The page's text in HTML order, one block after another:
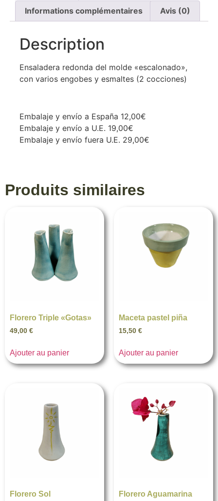
Informations complémentaires Avis (0)
Description
Ensaladera redonda del molde «escalonado»,
con varios engobes y esmaltes (2 cocciones)
Embalaje y envío a España 12,00€
Embalaje y envío a U.E. 19,00€
Embalaje y envío fuera U.E. 29,00€
Produits similaires
Florero Triple «Gotas»
49,00 €
Ajouter au panier
Maceta pastel piña
15,50 €
Ajouter au panier
Florero Sol Florero Aguamarina